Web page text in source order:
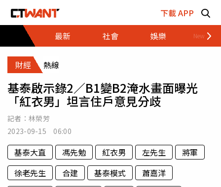
下載 APP
最新
社會 娛樂 財經
財經 熱線
基泰啟示錄2／B1變B2淹水畫面曝光
「紅衣男」坦言住戶意見分歧
記者： 林榮芳
2023-09-15 06:00
基泰大直 馮先勉 紅衣男 左先生
將軍
徐老先生
合建 基泰模式
蕭嘉洋